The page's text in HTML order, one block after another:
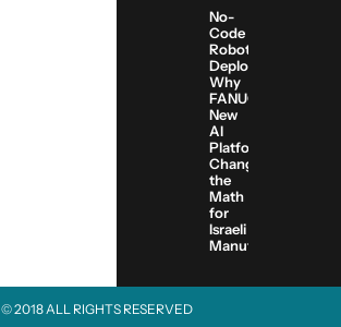
No-
Code
Robot
Deployment:
Why
FANUC’s
New
AI
Platform
Changes
the
Math
for
Israeli
Manufacturers
© 2018 ALL RIGHTS RESERVED​